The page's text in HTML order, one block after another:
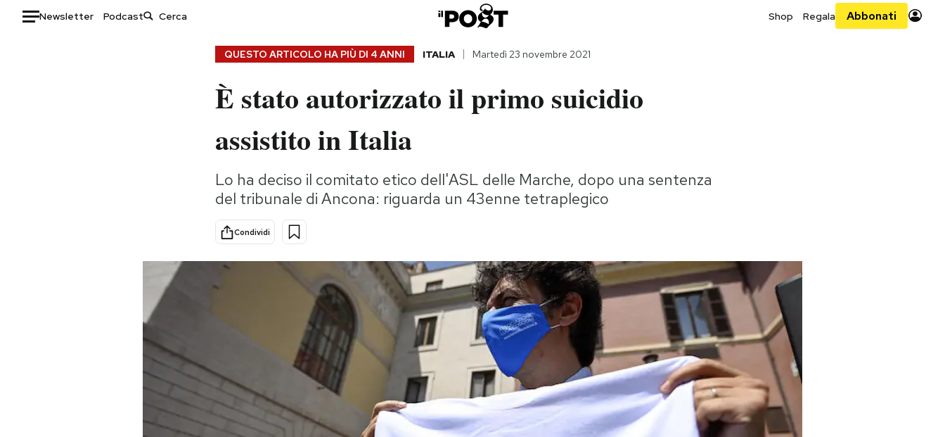
Newsletter Podcast Shop Regala Abbonati
Storie/Idee
Ok Boomer!
Altrecose
QUESTO ARTICOLO HA PIÙ DI 4 ANNI ITALIA Martedì 23 novembre 2021
È stato autorizzato il primo suicidio
assistito in Italia
Lo ha deciso il comitato etico dell'ASL delle Marche, dopo una sentenza
del tribunale di Ancona: riguarda un 43enne tetraplegico
Condividi